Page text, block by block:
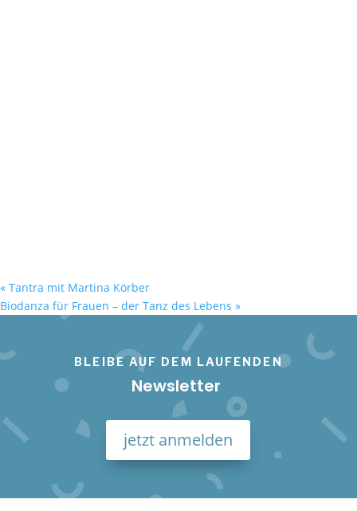
« Tantra mit Martina Körber
Biodanza für Frauen – der Tanz des Lebens »
BLEIBE AUF DEM LAUFENDEN
Newsletter
jetzt anmelden